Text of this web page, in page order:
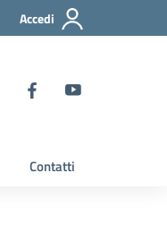
Accedi
Contatti